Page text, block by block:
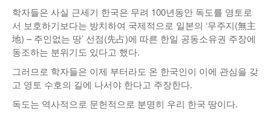
학자들은 사실 근세기 한국은 무려 100년동안 독도를 영토로
서 보호하기보다는 방치하여 국제적으로 일본의 ‘무주지(無主
地) – 주인없는 땅’ 선점(先占)에 따른 한일 공동소유권 주장에
동조하는 분위기도 있다고 했다.
그러므로 학자들은 이제 부터라도 온 한국인이 이에 관심을 갖
고 영토 수호의 길에 나서야 한다고 주장한다.
독도는 역사적으로 문헌적으로 분명히 우리 한국 땅이다.